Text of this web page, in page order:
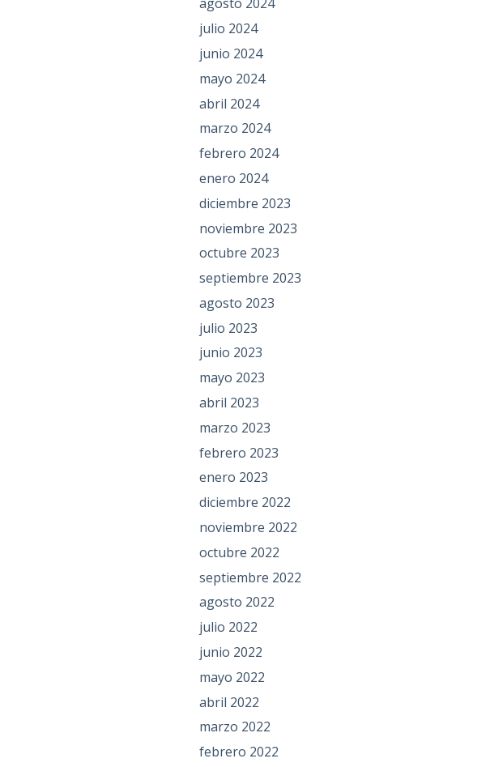
julio 2024
junio 2024
mayo 2024
abril 2024
marzo 2024
febrero 2024
enero 2024
diciembre 2023
noviembre 2023
octubre 2023
septiembre 2023
agosto 2023
julio 2023
junio 2023
mayo 2023
abril 2023
marzo 2023
febrero 2023
enero 2023
diciembre 2022
noviembre 2022
octubre 2022
septiembre 2022
agosto 2022
julio 2022
junio 2022
mayo 2022
abril 2022
marzo 2022
febrero 2022